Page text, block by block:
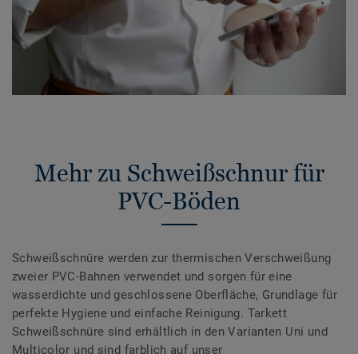
Mehr zu Schweißschnur für
PVC-Böden
Schweißschnüre werden zur thermischen Verschweißung
zweier PVC-Bahnen verwendet und sorgen für eine
wasserdichte und geschlossene Oberfläche, Grundlage für
perfekte Hygiene und einfache Reinigung. Tarkett
Schweißschnüre sind erhältlich in den Varianten Uni und
Multicolor und sind farblich auf unser